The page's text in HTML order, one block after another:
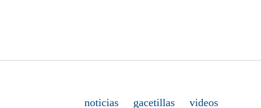
noticias gacetillas videos